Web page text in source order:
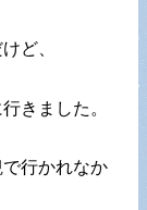
ど、
きました。
で行かれなか